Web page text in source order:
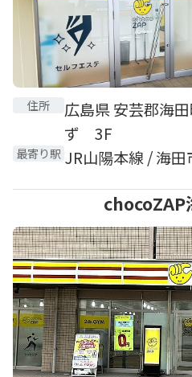
住所
広島県 安芸郡海
ず 3F
最寄り駅 JR山陽本線 / 海
chocoZAP